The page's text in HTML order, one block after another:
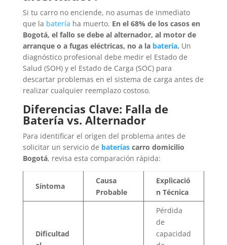
Si tu carro no enciende, no asumas de inmediato
que la batería ha muerto. En el 68% de los casos en
Bogotá, el fallo se debe al alternador, al motor de
arranque o a fugas eléctricas, no a la batería. Un
diagnóstico profesional debe medir el Estado de
Salud (SOH) y el Estado de Carga (SOC) para
descartar problemas en el sistema de carga antes de
realizar cualquier reemplazo costoso.
Diferencias Clave: Falla de
Batería vs. Alternador
Para identificar el origen del problema antes de
solicitar un servicio de bateríascarro domicilio
Bogotá, revisa esta comparación rápida:
Síntoma
Causa
Probable
Explicació
n Técnica
Dificultad
Pérdida
de
capacidad